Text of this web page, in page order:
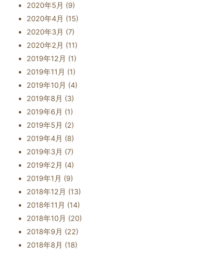
2020年5月 (9)
2020年4月 (15)
2020年3月 (7)
2020年2月 (11)
2019年12月 (1)
2019年11月 (1)
2019年10月 (4)
2019年8月 (3)
2019年6月 (1)
2019年5月 (2)
2019年4月 (8)
2019年3月 (7)
2019年2月 (4)
2019年1月 (9)
2018年12月 (13)
2018年11月 (14)
2018年10月 (20)
2018年9月 (22)
2018年8月 (18)